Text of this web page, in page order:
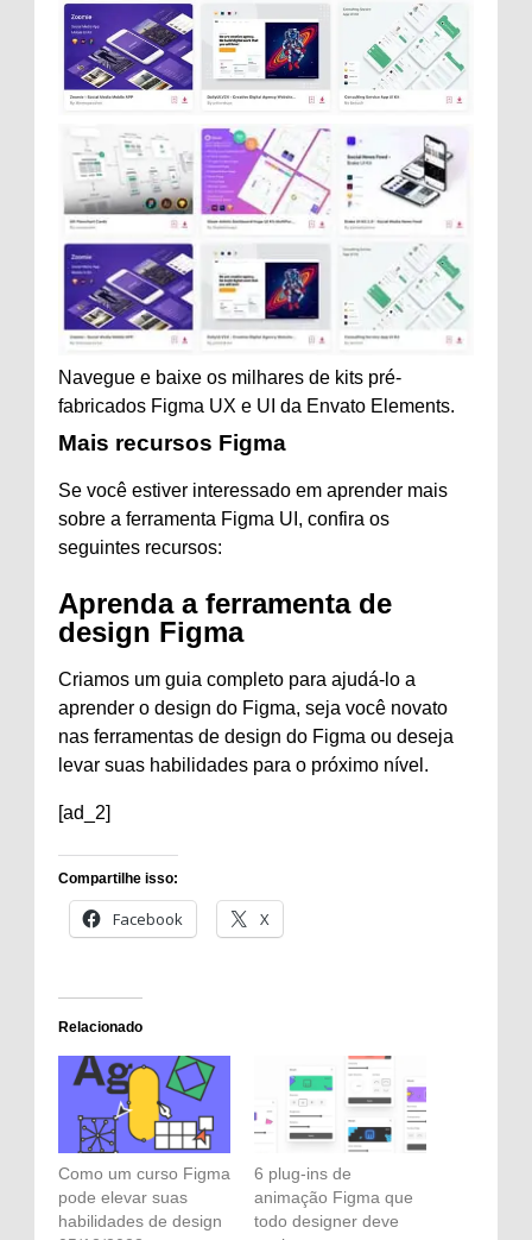
Navegue e baixe os milhares de kits pré-
fabricados Figma UX e UI da Envato Elements.
Mais recursos Figma
Se você estiver interessado em aprender mais
sobre a ferramenta Figma UI, confira os
seguintes recursos:
Aprenda a ferramenta de
design Figma
Criamos um guia completo para ajudá-lo a
aprender o design do Figma, seja você novato
nas ferramentas de design do Figma ou deseja
levar suas habilidades para o próximo nível.
[ad_2]
Compartilhe isso:
Facebook X
Relacionado
Como um curso Figma
pode elevar suas
habilidades de design
6 plug-ins de
animação Figma que
todo designer deve